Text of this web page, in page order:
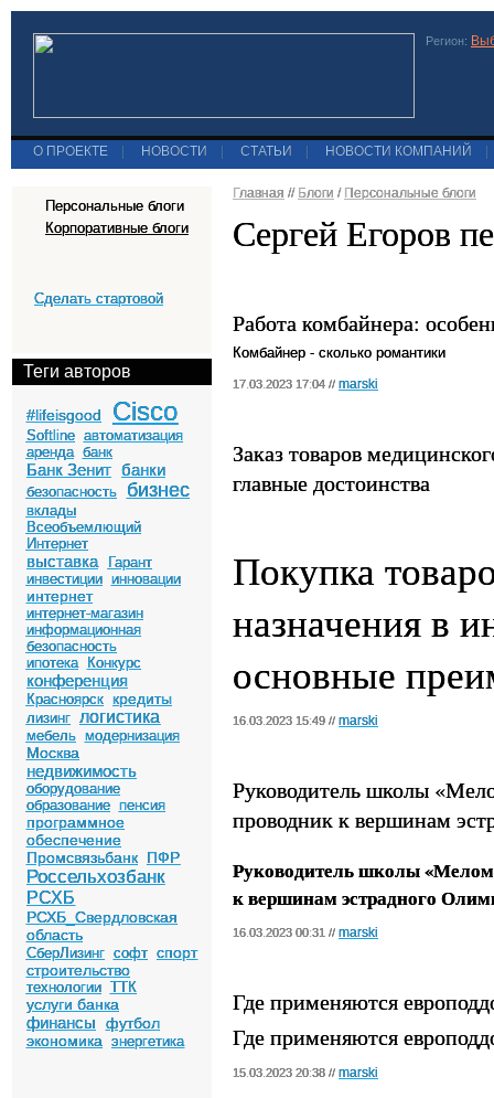
Регион:
О ПРОЕКТЕ НОВОСТИ СТАТЬИ НОВОСТИ КОМПАНИЙ
Персональные блоги
Корпоративные блоги
Сделать стартовой
Теги авторов
#lifeisgood Cisco
Softline автоматизация
аренда банк
Банк Зенит банки
безопасность бизнес
вклады
Всеобъемлющий
Интернет
выставка
Гарант
инвестиции инновации
интернет
интернет-магазин
информационная
безопасность
ипотека
Конкурс
конференция
Красноярск кредиты
лизинг логистика
мебель модернизация
Москва
недвижимость
оборудование
образование пенсия
программное
обеспечение
Промсвязьбанк ПФР
Россельхозбанк
РСХБ
РСХБ_Свердловская
область
СберЛизинг софт спорт
строительство
технологии ТТК
услуги банка
финансы
футбол
экономика
энергетика
Главная // Блоги / Персональные блоги
Сергей Егоров
Работа комбайнера:
Комбайнер - сколько романтики
17.03.2023 17:04 // marski
Заказ товаров
главные достоинства
Покупка
назначения в
основные
16.03.2023 15:49 // marski
Руководитель школы
проводник к вершинам
Руководитель школы
к вершинам эстрадного
16.03.2023 00:31 // marski
Где применяются
Где применяются
15.03.2023 20:38 // marski